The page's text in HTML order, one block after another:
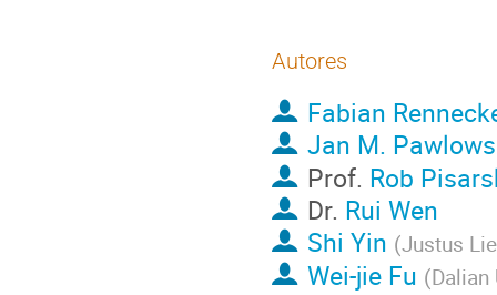
Autores
Fabian
Jan M.
Prof. Rob
Dr. Rui Wen
Shi Yin (Justus
Wei-jie Fu (